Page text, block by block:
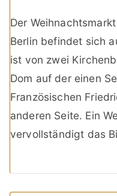
Der
Berlin befindet sich
ist von zwei
Dom auf der einen
Französischen
anderen Seite. Ein
vervollständigt das